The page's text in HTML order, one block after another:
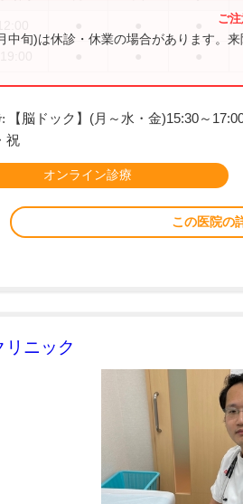
中旬)は休診・休業の場合があります。
【脳ドック】(月～水・金)15:30～
祝
オンライン診療
この医院の
リニック